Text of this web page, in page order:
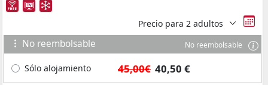
Precio para 2 adultos
No reembolsable No reembolsable
Sólo alojamiento 45,00€ 40,50 €